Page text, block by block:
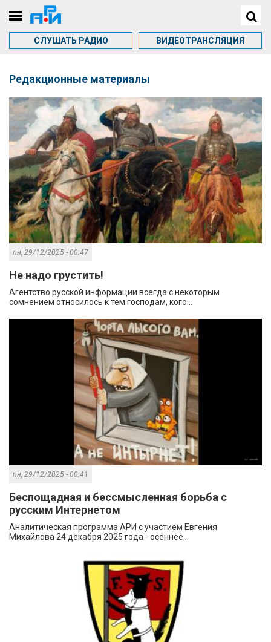
СЛУШАТЬ РАДИО ВИДЕОТРАНСЛЯЦИЯ
Редакционные материалы
пн, 29/12/2025 - 00:47
Не надо грустить!
Агентство русской информации всегда с некоторым
сомнением относилось к тем господам, кого...
пн, 29/12/2025 - 00:41
Беспощадная и бессмысленная борьба с
русским Интернетом
Аналитическая программа АРИ с участием Евгения
Михайлова 24 декабря 2025 года - осеннее...